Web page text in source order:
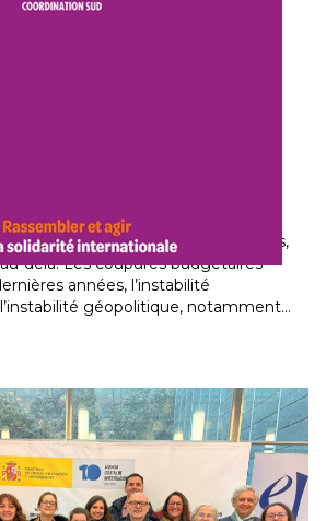
connaît des difficultés profondes,
delà. Les coupures budgétaires
années, l’instabilité
géopolitique, notamment…